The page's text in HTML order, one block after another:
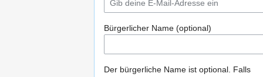
Bürgerlicher Name (optional)
Der bürgerliche Name ist optional. Falls